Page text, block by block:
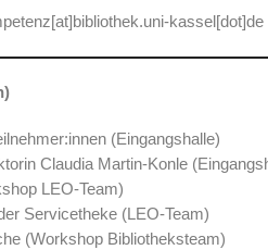
kassel[dot]de
(Eingangshalle)
Claudia Martin-Konle
LEO-Team)
Servicetheke (LEO-Team)
(Workshop Bibliotheksteam)